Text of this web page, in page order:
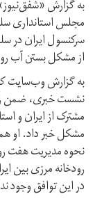
مجلس استانداری
سرکنسول ایران در
از مشکل بستن آب
به گزارش وب‌سایت
نشست خبری، ضمن
مشترک از ایران و
مشکل خبر داد. او
نحوه مدیریت هفت
رودخانه مرزی بین
در این توافق وجود